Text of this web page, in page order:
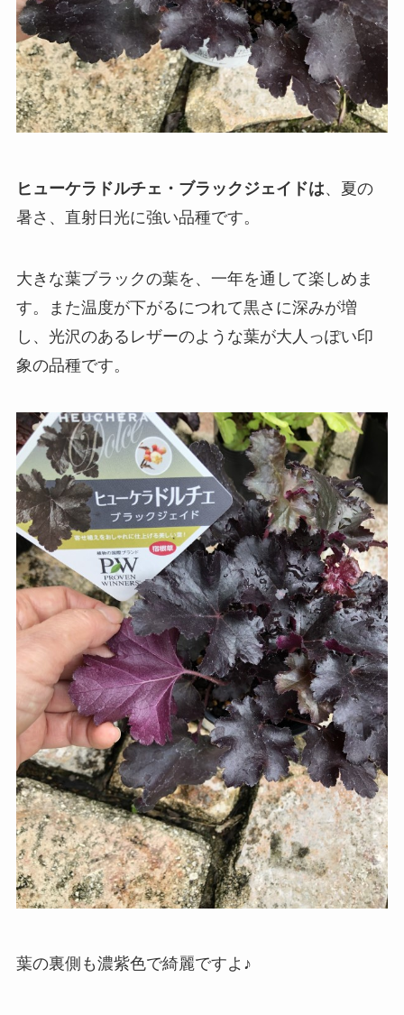
ヒューケラドルチェ・ブラックジェイドは、夏の
暑さ、直射日光に強い品種です。
大きな葉ブラックの葉を、一年を通して楽しめま
す。また温度が下がるにつれて黒さに深みが増
し、光沢のあるレザーのような葉が大人っぽい印
象の品種です。
葉の裏側も濃紫色で綺麗ですよ♪